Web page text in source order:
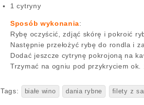
1 cytryny
Sposób wykonania:
Rybę oczyścić, zdjąć skórę i pokroić
Następnie przełożyć rybę do rondla i
Dodać jeszcze cytrynę pokrojoną na
Trzymać na ogniu pod przykryciem ok.
Tags: białe wino dania rybne filety z